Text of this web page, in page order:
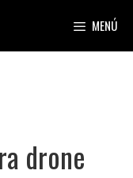
MENÚ
drone